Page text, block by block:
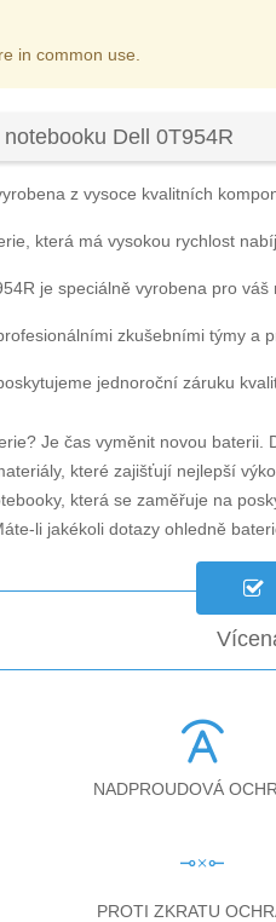
in common use.
Dell 0T954R
z vysoce kvalitních
která má vysokou rychlost
je speciálně vyrobena pro váš
zkušebními týmy a
jednoroční záruku
Je čas vyměnit novou baterii.
které zajišťují nejlepší
která se zaměřuje na
li jakékoli dotazy ohledně
NADPROUDOVÁ
PROTI ZKRATU